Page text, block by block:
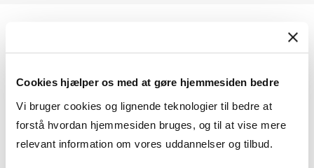
Cookies hjælper os med at gøre hjemmesiden bedre
Vi bruger cookies og lignende teknologier til bedre at
forstå hvordan hjemmesiden bruges, og til at vise mere
relevant information om vores uddannelser og tilbud.
Geopolitik og businesssikkerhed